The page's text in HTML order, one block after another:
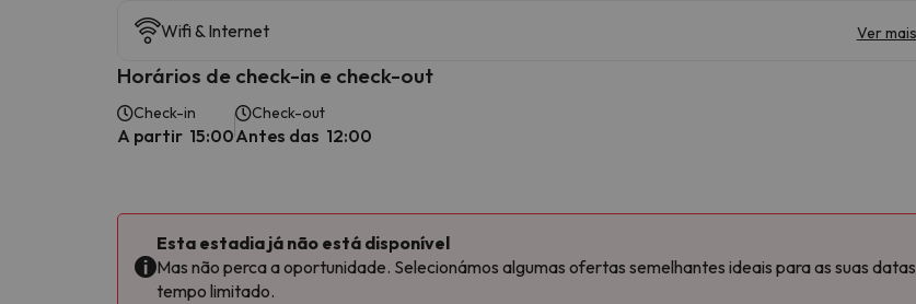
Wifi & Internet Ver mais
Horários de check-in e check-out
Check-in
A partir 15:00
Check-out
Antes das 12:00
Esta estadia já não está disponível
Mas não perca a oportunidade. Selecionámos algumas ofertas semelhantes ideais para as suas
tempo limitado.